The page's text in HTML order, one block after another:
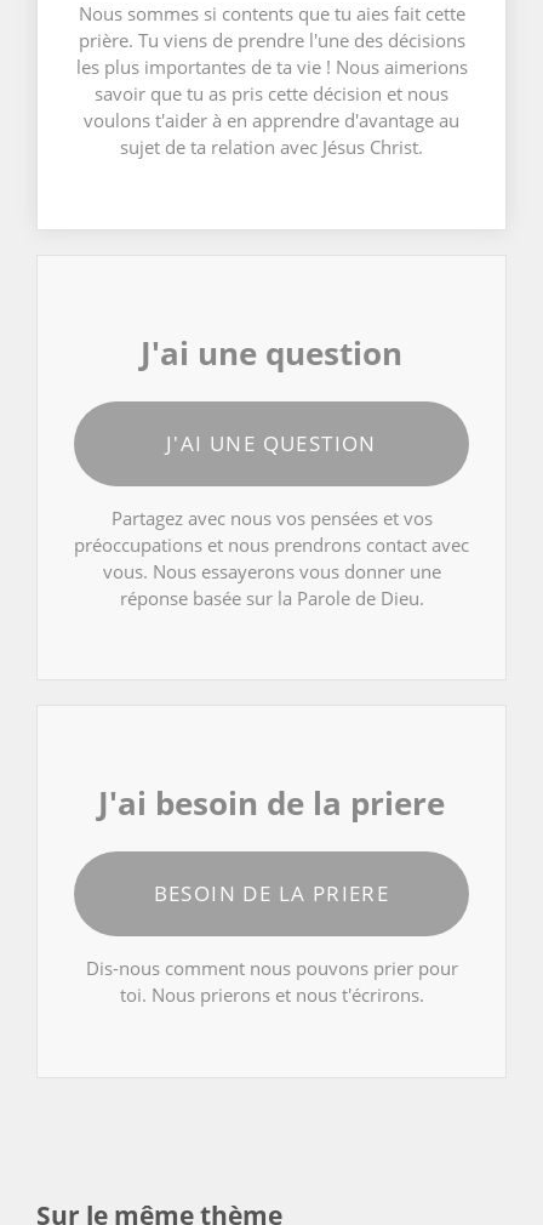
Nous sommes si contents que tu aies fait cette
prière. Tu viens de prendre l'une des décisions
les plus importantes de ta vie ! Nous aimerions
savoir que tu as pris cette décision et nous
voulons t'aider à en apprendre d'avantage au
sujet de ta relation avec Jésus Christ.
J'ai une question
J'AI UNE QUESTION
Partagez avec nous vos pensées et vos
préoccupations et nous prendrons contact avec
vous. Nous essayerons vous donner une
réponse basée sur la Parole de Dieu.
J'ai besoin de la priere
BESOIN DE LA PRIERE
Dis-nous comment nous pouvons prier pour
toi. Nous prierons et nous t'écrirons.
Sur le même thème